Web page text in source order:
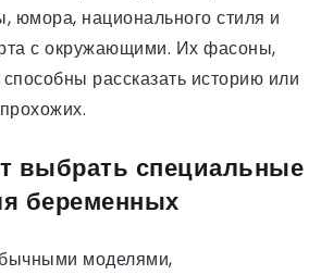
юмора, национального стиля и
с окружающими. Их фасоны,
рассказать историю или
выбрать специальные
беременных
моделями,